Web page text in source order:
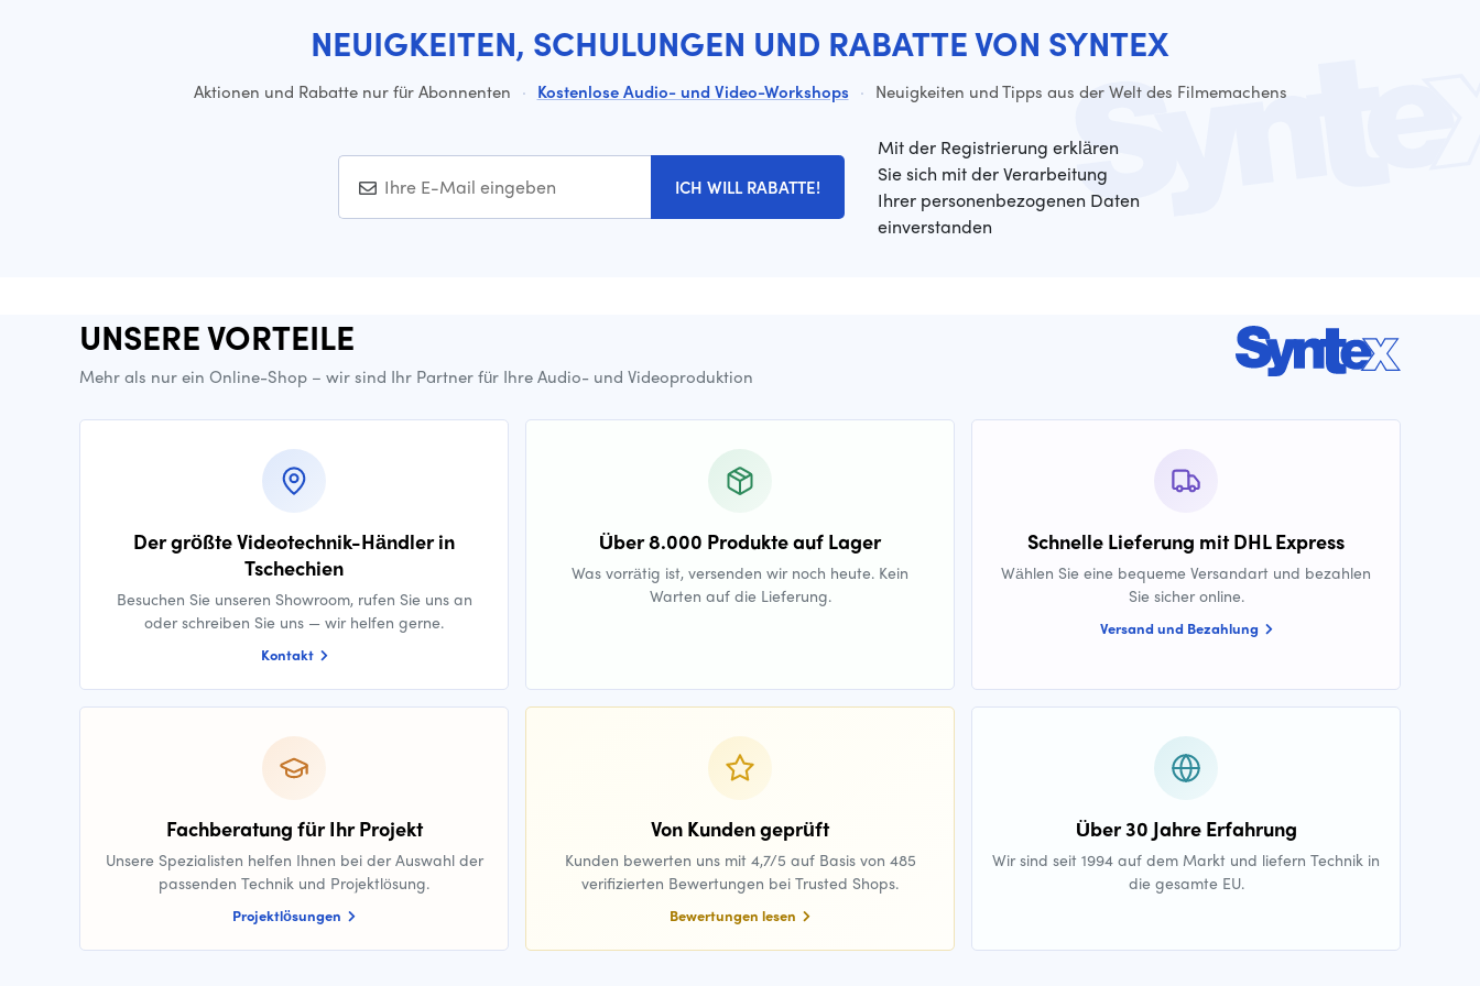
NEUIGKEITEN, SCHULUNGEN UND RABATTE VON SYNTEX
Aktionen und Rabatte nur für Abonnenten · Kostenlose Audio- und Video-Workshops · Neuigkeiten und Tipps aus der Welt des Filmemachens
ICH WILL RABATTE!
Mit der Registrierung erklären
Sie sich mit der Verarbeitung
Ihrer personenbezogenen Daten
einverstanden
UNSERE VORTEILE
Mehr als nur ein Online-Shop – wir sind Ihr Partner für Ihre Audio- und Videoproduktion
Der größte Videotechnik-Händler in
Tschechien
Besuchen Sie unseren Showroom, rufen Sie uns an
oder schreiben Sie uns — wir helfen gerne.
Kontakt
Über 8.000 Produkte auf Lager
Was vorrätig ist, versenden wir noch heute. Kein
Warten auf die Lieferung.
Schnelle Lieferung mit DHL Express
Wählen Sie eine bequeme Versandart und bezahlen
Sie sicher online.
Versand und Bezahlung
Fachberatung für Ihr Projekt
Unsere Spezialisten helfen Ihnen bei der Auswahl der
passenden Technik und Projektlösung.
Projektlösungen
Von Kunden geprüft
Kunden bewerten uns mit 4,7/5 auf Basis von 485
verifizierten Bewertungen bei Trusted Shops.
Bewertungen lesen
Über 30 Jahre Erfahrung
Wir sind seit 1994 auf dem Markt und liefern Technik in
die gesamte EU.